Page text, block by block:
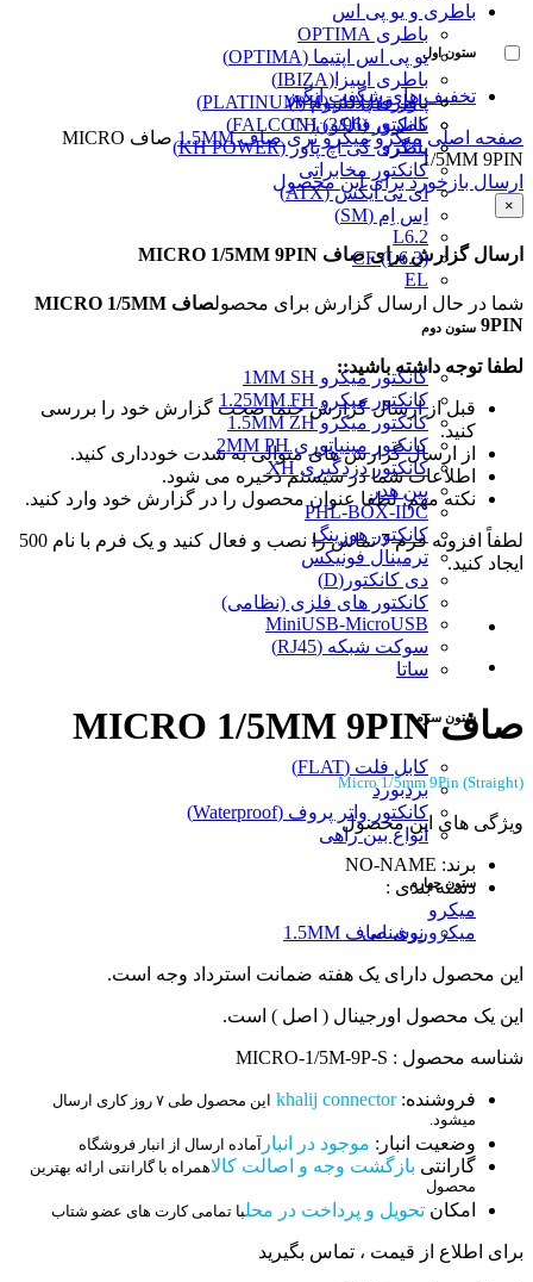
ستون اول
پاور قفل دار (VH)
کانکتور (3/96) CH
پینگرد
کانکتور مخابراتی
ای تی ایکس (ATX)
اِس اِم (SM)
L6.2
CF (L6.3)
EL
ستون دوم
کانکتور میکرو 1MM SH
کانکتور میکرو 1.25MM FH
کانکتور میکرو 1.5MM ZH
کانکتور مینیاتوری 2MM PH
کانکتور دزدگیری XH
پین هدر
PHL-BOX-IDC
کانکتور هوزینگ
ترمینال فونیکس
دی کانکتور(D)
کانکتور های فلزی (نظامی)
MiniUSB-MicroUSB
سوکت شبکه (RJ45)
ساتا
ستون سوم
کابل فلت (FLAT)
بردبورد
کانکتور واتر پروف (Waterproof)
انواع بین راهی
ستون چهارم
روشنایی
باطری و یو پی اس
باطری OPTIMA
یو پی اس اپتیما (OPTIMA)
باطری ایبیزا(IBIZA)
باطری پلاتینیوم (PLATINUM)
باطری فالکون(FALCON)
باطری کی اچ پاور (KH POWER)
تخفیف های شگفت انگیز
صفحه اصلی میکرو میکرو نری صاف 1.5MM
صاف MICRO
1/5MM 9PIN
ارسال بازخورد برای این محصول
×
ارسال گزارش برای صاف MICRO 1/5MM 9PIN
شما در حال ارسال گزارش برای محصول
صاف MICRO 1/5MM
9PIN
لطفا توجه داشته باشید::
قبل از ارسال گزارش حتما صحت گزارش خود را بررسی
کنید.
از ارسال گزارش های متوالی به شدت خودداری کنید.
اطلاعات شما در سیستم ذخیره می شود.
نکته مهم: لطفا عنوان محصول را در گزارش خود وارد کنید.
لطفاً افزونه فرم 7 تماس را نصب و فعال کنید و یک فرم با نام 500
ایجاد کنید.
صاف MICRO 1/5MM 9PIN
Micro 1/5mm 9Pin (Straight)
ویژگی های این محصول
برند: NO-NAME
دسته بندی :
میکرو
میکرو نری صاف 1.5MM
این محصول دارای یک هفته ضمانت استرداد وجه است.
این یک محصول اورجینال ( اصل ) است.
شناسه محصول : MICRO-1/5M-9P-S
فروشنده:khalij connector این محصول طی ۷ روز کاری ارسال
میشود.
وضعیت انبار: موجود در انبار آماده ارسال از انبار فروشگاه
گارانتی بازگشت وجه و اصالت کالاهمراه با گارانتی ارائه بهترین
محصول
امکان تحویل و پرداخت در محلبا تمامی کارت های عضو شتاب
برای اطلاع از قیمت ، تماس بگیرید